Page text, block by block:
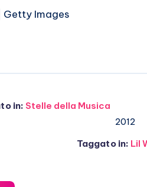
Images
in: Stelle della Musica
2012
Taggato in: Lil